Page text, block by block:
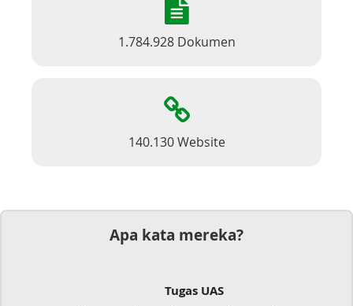
1.784.928 Dokumen
140.130 Website
Apa kata mereka?
Tugas UAS